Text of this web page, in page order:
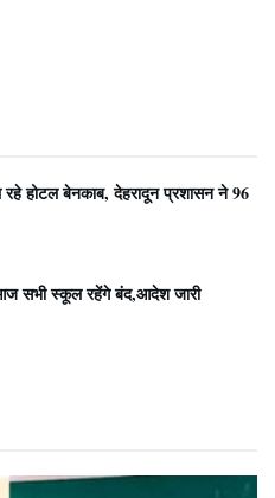
होटल बेनकाब, देहरादून प्रशासन ने 96
सभी स्कूल रहेंगे बंद,आदेश जारी